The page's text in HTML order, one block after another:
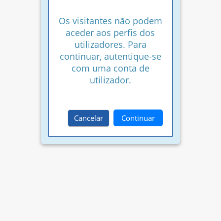
Os visitantes não podem
aceder aos perfis dos
utilizadores. Para
continuar, autentique-se
com uma conta de
utilizador.
Cancelar Continuar